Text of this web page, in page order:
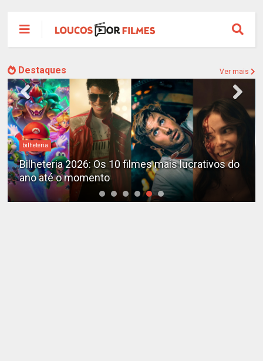
Destaques Ver mais
bilheteria
Bilheteria 2026: Os 10 filmes mais lucrativos do
ano até o momento